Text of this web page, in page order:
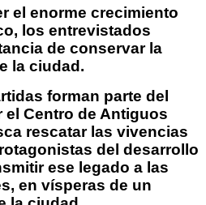
el enorme crecimiento
los entrevistados
de conservar la
la ciudad.
forman parte del
Centro de Antiguos
rescatar las vivencias
del desarrollo
ese legado a las
en vísperas de un